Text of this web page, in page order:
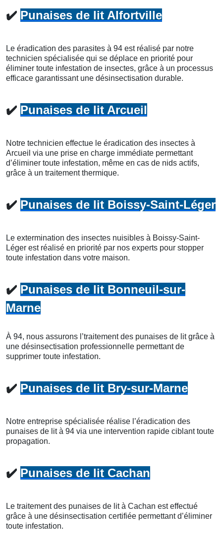
✔️ Punaises de lit Alfortville
Le éradication des parasites à 94 est réalisé par notre
technicien spécialisée qui se déplace en priorité pour
éliminer toute infestation de insectes, grâce à un processus
efficace garantissant une désinsectisation durable.
✔️ Punaises de lit Arcueil
Notre technicien effectue le éradication des insectes à
Arcueil via une prise en charge immédiate permettant
d’éliminer toute infestation, même en cas de nids actifs,
grâce à un traitement thermique.
✔️ Punaises de lit Boissy-Saint-Léger
Le extermination des insectes nuisibles à Boissy-Saint-
Léger est réalisé en priorité par nos experts pour stopper
toute infestation dans votre maison.
✔️ Punaises de lit Bonneuil-sur-
Marne
À 94, nous assurons l’traitement des punaises de lit grâce à
une désinsectisation professionnelle permettant de
supprimer toute infestation.
✔️ Punaises de lit Bry-sur-Marne
Notre entreprise spécialisée réalise l’éradication des
punaises de lit à 94 via une intervention rapide ciblant toute
propagation.
✔️ Punaises de lit Cachan
Le traitement des punaises de lit à Cachan est effectué
grâce à une désinsectisation certifiée permettant d’éliminer
toute infestation.